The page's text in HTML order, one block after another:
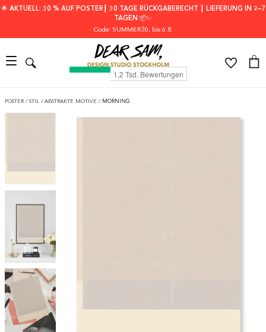
🌟 AKTUELL: 30 % AUF POSTER┃ 30 TAGE RÜCKGABERECHT ┃ LIEFERUNG IN 2–7
TAGEN 📦✨
Code: SUMMER30, bis 6.8.
POSTER / STIL / ABSTRAKTE MOTIVE / MORNING